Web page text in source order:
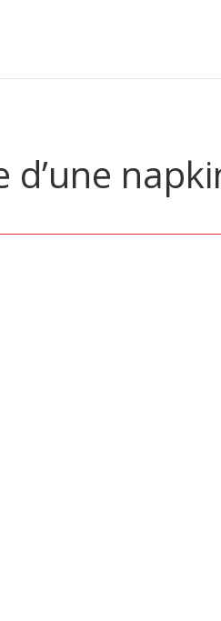
d’une